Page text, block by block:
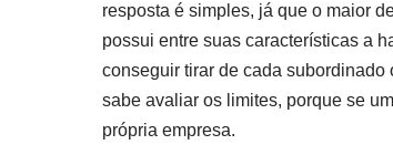
resposta é simples, já que o maior
possui entre suas características a
conseguir tirar de cada
sabe avaliar os limites, porque se
própria empresa.